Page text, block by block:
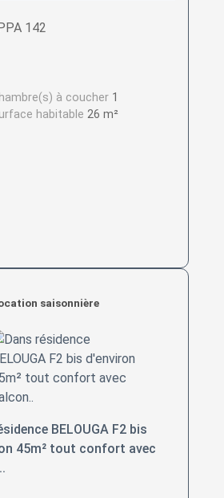
142
à coucher 1
habitable 26 m²
saisonnière
BELOUGA F2 bis
45m² tout confort avec